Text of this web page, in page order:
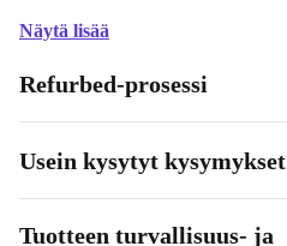
Näytä lisää
Refurbed-prosessi
Usein kysytyt kysymykset
Tuotteen turvallisuus- ja